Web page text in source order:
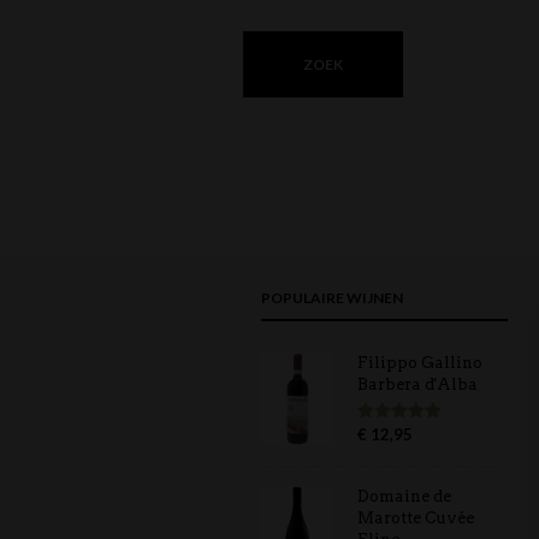
POPULAIRE WIJNEN
Filippo Gallino
Barbera d'Alba
Gewaardeerd
€ 12,95
Domaine de
Marotte Cuvée